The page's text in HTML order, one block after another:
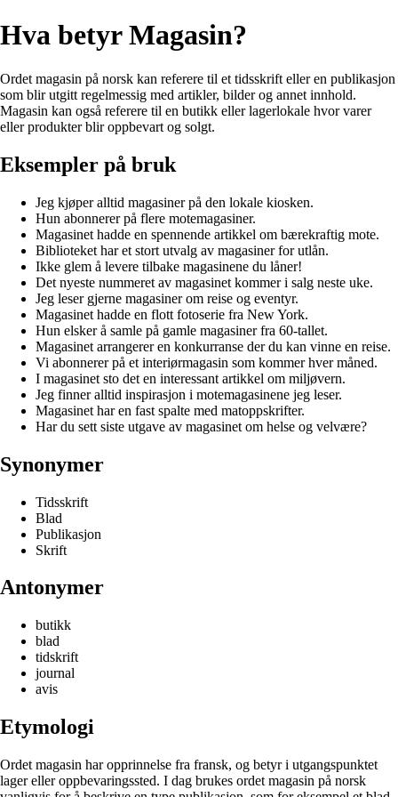
Hva betyr Magasin?
Ordet magasin på norsk kan referere til et tidsskrift eller en publikasjon
som blir utgitt regelmessig med artikler, bilder og annet innhold.
Magasin kan også referere til en butikk eller lagerlokale hvor varer
eller produkter blir oppbevart og solgt.
Eksempler på bruk
Jeg kjøper alltid magasiner på den lokale kiosken.
Hun abonnerer på flere motemagasiner.
Magasinet hadde en spennende artikkel om bærekraftig mote.
Biblioteket har et stort utvalg av magasiner for utlån.
Ikke glem å levere tilbake magasinene du låner!
Det nyeste nummeret av magasinet kommer i salg neste uke.
Jeg leser gjerne magasiner om reise og eventyr.
Magasinet hadde en flott fotoserie fra New York.
Hun elsker å samle på gamle magasiner fra 60-tallet.
Magasinet arrangerer en konkurranse der du kan vinne en reise.
Vi abonnerer på et interiørmagasin som kommer hver måned.
I magasinet sto det en interessant artikkel om miljøvern.
Jeg finner alltid inspirasjon i motemagasinene jeg leser.
Magasinet har en fast spalte med matoppskrifter.
Har du sett siste utgave av magasinet om helse og velvære?
Synonymer
Tidsskrift
Blad
Publikasjon
Skrift
Antonymer
butikk
blad
tidskrift
journal
avis
Etymologi
Ordet magasin har opprinnelse fra fransk, og betyr i utgangspunktet
lager eller oppbevaringssted. I dag brukes ordet magasin på norsk